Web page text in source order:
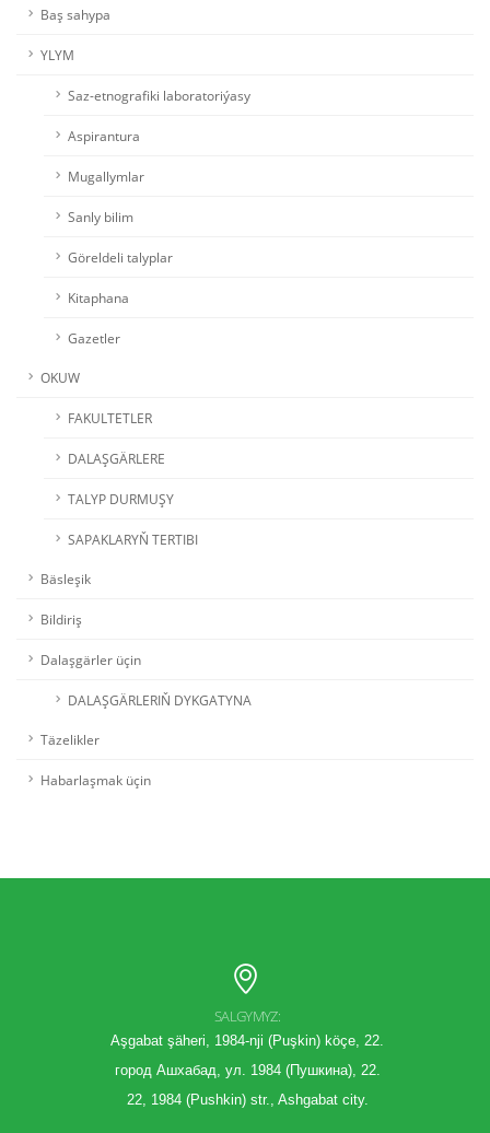
Baş sahypa
YLYM
Saz-etnografiki laboratoriýasy
Aspirantura
Mugallymlar
Sanly bilim
Göreldeli talyplar
Kitaphana
Gazetler
OKUW
FAKULTETLER
DALAŞGÄRLERE
TALYP DURMUŞY
SAPAKLARYŇ TERTIBI
Bäsleşik
Bildiriş
Dalaşgärler üçin
DALAŞGÄRLERIŇ DYKGATYNA
Täzelikler
Habarlaşmak üçin
SALGYMYZ:
Aşgabat şäheri, 1984-nji (Puşkin) köçe, 22.
город Ашхабад, ул. 1984 (Пушкина), 22.
22, 1984 (Pushkin) str., Ashgabat city.